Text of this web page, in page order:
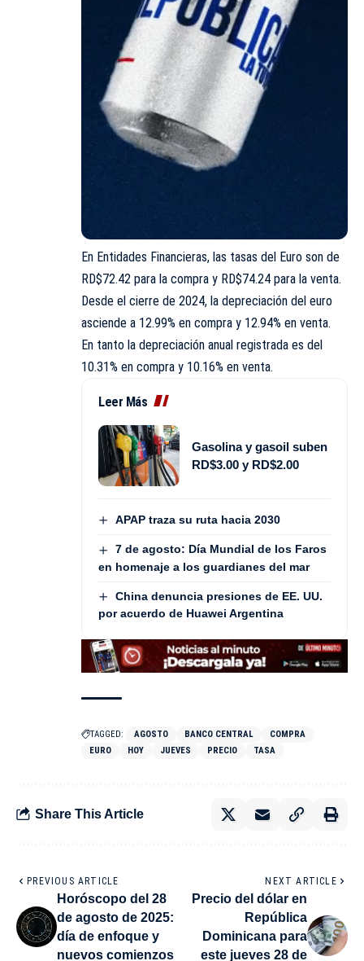
En Entidades Financieras, las tasas del Euro son de
RD$72.42 para la compra y RD$74.24 para la venta.
Desde el cierre de 2024, la depreciación del euro
asciende a 12.99% en compra y 12.94% en venta.
En tanto la depreciación anual registrada es del
10.31% en compra y 10.16% en venta.
Leer Más
Gasolina y gasoil suben
RD$3.00 y RD$2.00
APAP traza su ruta hacia 2030
7 de agosto: Día Mundial de los Faros
en homenaje a los guardianes del mar
China denuncia presiones de EE. UU.
por acuerdo de Huawei Argentina
TAGGED: AGOSTO BANCO CENTRAL
COMPRA
EURO
HOY JUEVES PRECIO TASA
Share This Article
PREVIOUS ARTICLE
Horóscopo del 28
de agosto de 2025:
día de enfoque y
nuevos comienzos
NEXT ARTICLE
Precio del dólar en
República
Dominicana para
este jueves 28 de